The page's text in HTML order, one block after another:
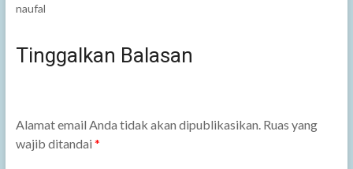
naufal
Tinggalkan Balasan
Alamat email Anda tidak akan dipublikasikan. Ruas yang
wajib ditandai *